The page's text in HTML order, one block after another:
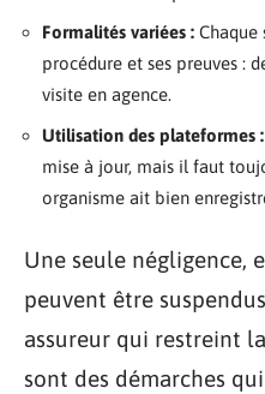
Formalités variées : Chaque
procédure et ses preuves :
visite en agence.
Utilisation des plateformes :
mise à jour, mais il faut
organisme ait bien
Une seule négligence,
peuvent être
assureur qui restreint
sont des démarches